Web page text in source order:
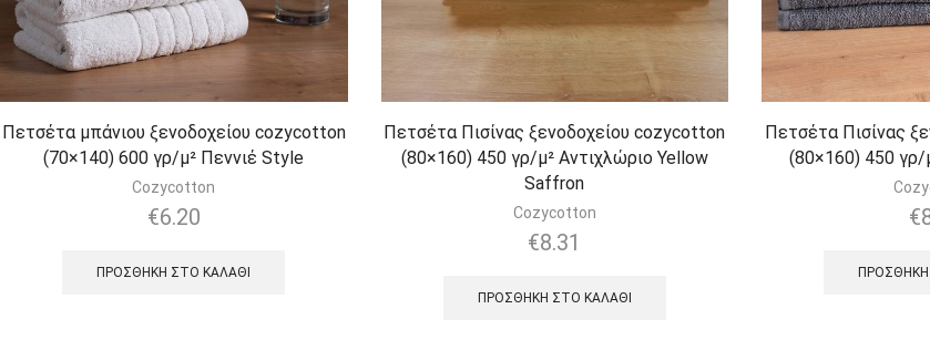
Πετσέτα μπάνιου ξενοδοχείου cozycotton
(70×140) 600 γρ/μ² Πεννιέ Style
Cozycotton
€6.20
ΠΡΟΣΘΉΚΗ ΣΤΟ ΚΑΛΆΘΙ
Πετσέτα Πισίνας ξενοδοχείου cozycotton
(80×160) 450 γρ/μ² Αντιχλώριο Yellow
Saffron
Cozycotton
€8.31
ΠΡΟΣΘΉΚΗ ΣΤΟ ΚΑΛΆΘΙ
Πετσέτα Πισίνας
(80×160) 450 γρ/
€
ΠΡΟΣΘΉΚΗ